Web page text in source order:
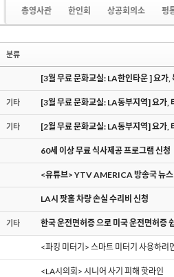
총영사관 한인회 상공회의소 평
분류
[3월 무료 문화교실: LA한인타운 ] 요가,
기타 [3월 무료 문화교실: LA동부지역] 요가,
기타 [2월 무료 문화교실: LA동부지역] 요가,
60세 이상 무료 식사제공 프로그램 신청
<유튜브> YTV AMERICA 방송국 뉴스
LA시 팟홀 차량 손실 수리비 신청
기타 한국 운전면허증 으로 미국 운전면허증
<파킹 미터기> 스마트 미터기 사용하려
<LA시의회> 시니어 사기 피해 핫라인